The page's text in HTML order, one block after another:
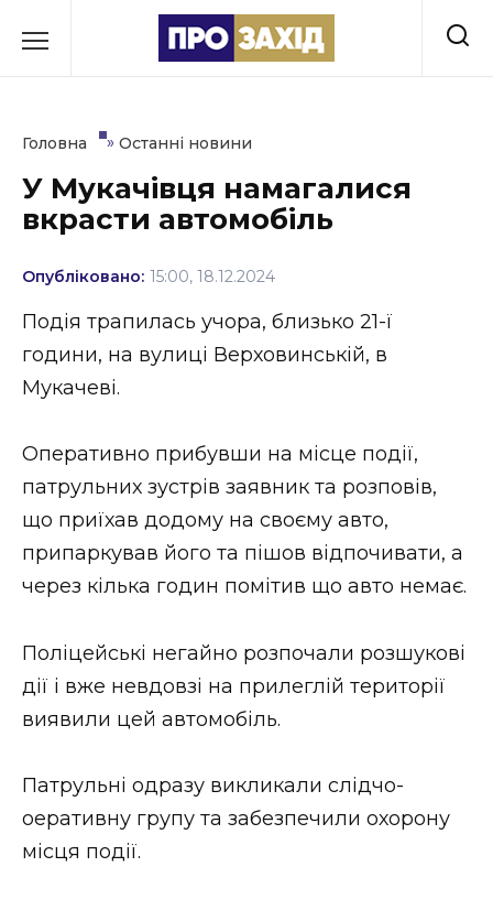
до
Культура
Освіта
Події
Політика
Спорт
Стиль життя
Втрачений Ужгород
ЗАКАРПАТСЬКІ НОВИНИ
НОВИНИ ЗАХІДНОЇ УКРАЇНИ
Головна » Останні новини
У Мукачівця намагалися
вкрасти автомобіль
Опубліковано: 15:00, 18.12.2024
Подія трапилась учора, близько 21-ї
години, на вулиці Верховинській, в
Мукачеві.
Оперативно прибувши на місце події,
патрульних зустрів заявник та розповів,
що приїхав додому на своєму авто,
припаркував його та пішов відпочивати, а
через кілька годин помітив що авто немає.
Поліцейські негайно розпочали розшукові
дії і вже невдовзі на прилеглій території
виявили цей автомобіль.
Патрульні одразу викликали слідчо-
оеративну групу та забезпечили охорону
місця події.